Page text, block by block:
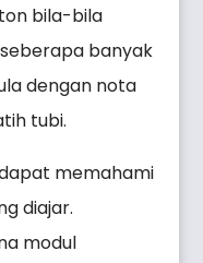
bila-bila
banyak
dengan nota
tubi.
memahami
diajar.
modul